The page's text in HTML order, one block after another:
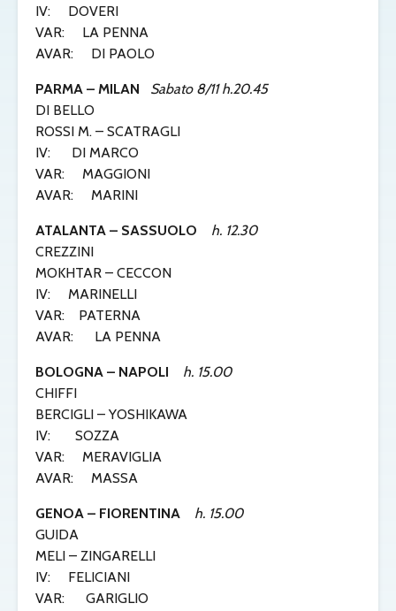
IV: DOVERI
VAR: LA PENNA
AVAR: DI PAOLO
PARMA – MILAN Sabato 8/11 h.20.45
DI BELLO
ROSSI M. – SCATRAGLI
IV: DI MARCO
VAR: MAGGIONI
AVAR: MARINI
ATALANTA – SASSUOLO h. 12.30
CREZZINI
MOKHTAR – CECCON
IV: MARINELLI
VAR: PATERNA
AVAR: LA PENNA
BOLOGNA – NAPOLI h. 15.00
CHIFFI
BERCIGLI – YOSHIKAWA
IV: SOZZA
VAR: MERAVIGLIA
AVAR: MASSA
GENOA – FIORENTINA h. 15.00
GUIDA
MELI – ZINGARELLI
IV: FELICIANI
VAR: GARIGLIO